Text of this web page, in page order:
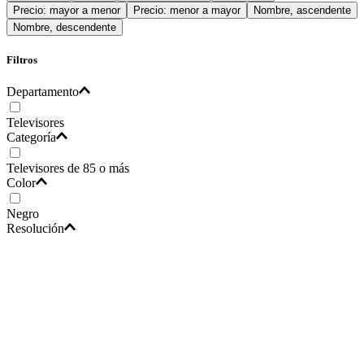
Precio: mayor a menor
Precio: menor a mayor
Nombre, ascendente
Nombre, descendente
Filtros
Departamento
Televisores
Categoría
Televisores de 85 o más
Color
Negro
Resolución